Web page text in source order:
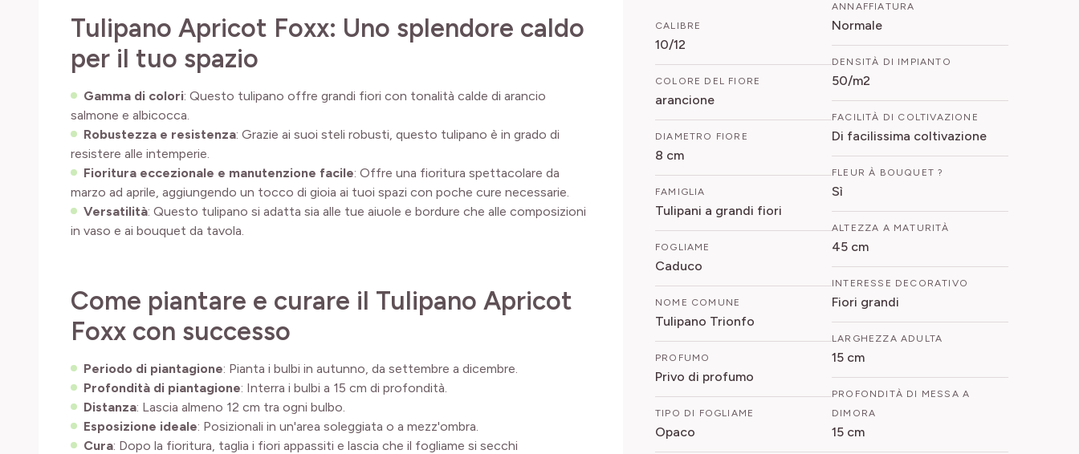
Tulipano Apricot Foxx: Uno splendore caldo
per il tuo spazio
Gamma di colori: Questo tulipano offre grandi fiori con tonalità calde di arancio
salmone e albicocca.
Robustezza e resistenza: Grazie ai suoi steli robusti, questo tulipano è in grado di
resistere alle intemperie.
Fioritura eccezionale e manutenzione facile: Offre una fioritura spettacolare da
marzo ad aprile, aggiungendo un tocco di gioia ai tuoi spazi con poche cure necessarie.
Versatilità: Questo tulipano si adatta sia alle tue aiuole e bordure che alle composizioni
in vaso e ai bouquet da tavola.
Come piantare e curare il Tulipano Apricot
Foxx con successo
Periodo di piantagione: Pianta i bulbi in autunno, da settembre a dicembre.
Profondità di piantagione: Interra i bulbi a 15 cm di profondità.
Distanza: Lascia almeno 12 cm tra ogni bulbo.
Esposizione ideale: Posizionali in un'area soleggiata o a mezz'ombra.
Cura: Dopo la fioritura, taglia i fiori appassiti e lascia che il fogliame si secchi
CALIBRE
10/12
COLORE DEL FIORE
arancione
DIAMETRO FIORE
8 cm
FAMIGLIA
Tulipani a grandi fiori
FOGLIAME
Caduco
NOME COMUNE
Tulipano Trionfo
PROFUMO
Privo di profumo
TIPO DI FOGLIAME
Opaco
ANNAFFIATURA
Normale
DENSITÀ DI IMPIANTO
50/m2
FACILITÀ DI COLTIVAZIONE
Di facilissima coltivazione
FLEUR À BOUQUET ?
Sì
ALTEZZA A MATURITÀ
45 cm
INTERESSE DECORATIVO
Fiori grandi
LARGHEZZA ADULTA
15 cm
PROFONDITÀ DI MESSA A
DIMORA
15 cm